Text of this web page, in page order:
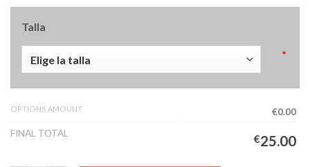
Talla
*
OPTIONS AMOUNT
€0.00
FINAL TOTAL
€25.00